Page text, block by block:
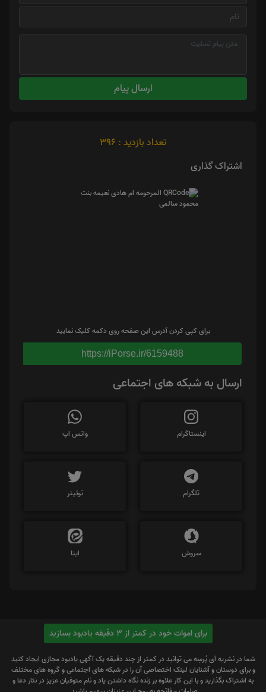
ارسال پیام
تعداد بازدید : 396
اشتراک گذاری
برای کپی کردن آدرس این صفحه روی دکمه کلیک نمایید
https://iPorse.ir/6159488
ارسال به شبکه های اجتماعی
اینستاگرام واتس اپ
تلگرام توئیتر
سروش ایتا
برای اموات خود در کمتر از 3 دقیقه یادبود بسازید
شما در نشریه آی پُرسِه می توانید در کمتر از چند دقیقه یک آگهی یادبود مجازی ایجاد کنید
و برای دوستان و آشنایان لینک اختصاصی آن را در شبکه های اجتماعی و گروه های مختلف
به اشتراک بگذارید و با این کار علاوه بر زنده نگاه داشتن یاد و نام متوفیان عزیز در نثار دعا و